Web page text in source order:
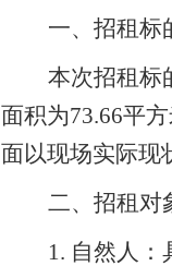
一、招租标
本次招租标
面积为73.66平
面以现场实际现
二、招租对
1. 自然人：